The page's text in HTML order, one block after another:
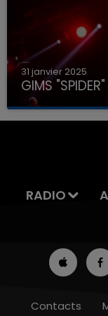
31 janvier 2025
GIMS
RADIO
Contacts